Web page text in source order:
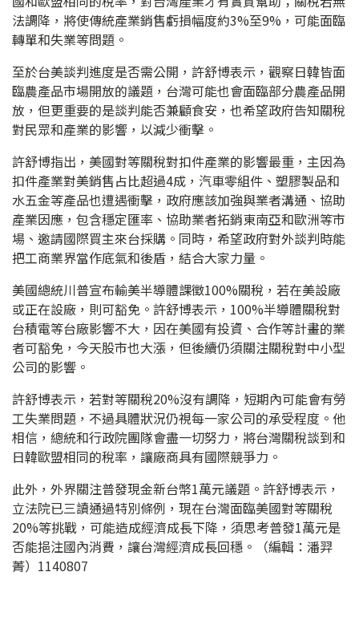
法調降，將使傳統產業銷售虧損幅度約3%至9%，可能面臨
轉單和失業等問題。
至於台美談判進度是否需公開，許舒博表示，觀察日韓皆面
臨農產品市場開放的議題，台灣可能也會面臨部分農產品開
放，但更重要的是談判能否兼顧食安，也希望政府告知關稅
對民眾和產業的影響，以減少衝擊。
許舒博指出，美國對等關稅對扣件產業的影響最重，主因為
扣件產業對美銷售占比超過4成，汽車零組件、塑膠製品和
水五金等產品也遭遇衝擊，政府應該加強與業者溝通、協助
產業因應，包含穩定匯率、協助業者拓銷東南亞和歐洲等市
場、邀請國際買主來台採購。同時，希望政府對外談判時能
把工商業界當作底氣和後盾，結合大家力量。
美國總統川普宣布輸美半導體課徵100%關稅，若在美設廠
或正在設廠，則可豁免。許舒博表示，100%半導體關稅對
台積電等台廠影響不大，因在美國有投資、合作等計畫的業
者可豁免，今天股市也大漲，但後續仍須關注關稅對中小型
公司的影響。
許舒博表示，若對等關稅20%沒有調降，短期內可能會有勞
工失業問題，不過具體狀況仍視每一家公司的承受程度。他
相信，總統和行政院團隊會盡一切努力，將台灣關稅談到和
日韓歐盟相同的稅率，讓廠商具有國際競爭力。
此外，外界關注普發現金新台幣1萬元議題。許舒博表示，
立法院已三讀通過特別條例，現在台灣面臨美國對等關稅
20%等挑戰，可能造成經濟成長下降，須思考普發1萬元是
否能挹注國內消費，讓台灣經濟成長回穩。（編輯：潘羿
菁）1140807